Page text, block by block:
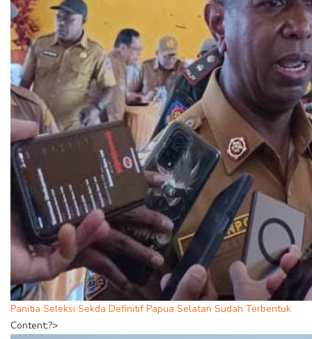
Panitia Seleksi Sekda Definitif Papua Selatan Sudah Terbentuk
Content;?>